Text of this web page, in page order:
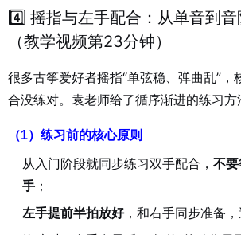
4️⃣ 摇指与左手配合：从单音到
（教学视频第23分钟）
很多古筝爱好者摇指“单弦稳、弹曲乱”，
合没练对。袁老师给了循序渐进的练习方
（1）练习前的核心原则
从入门阶段就同步练习双手配合， 不
手 ；
左手提前半拍放好，和右手同步准备，